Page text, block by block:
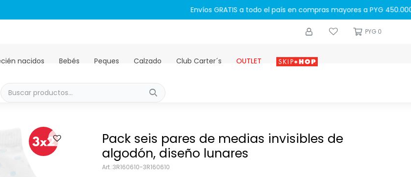
a todo el país en compras mayores a PYG 450.000
nacidos Bebés Peques Calzado Club Carter´s OUTLET Skip-hop
PYG 0
Pack seis pares de medias invisibles de
algodón, diseño lunares
3R160610-3R160610